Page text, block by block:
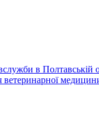
в Полтавській
ветеринарної